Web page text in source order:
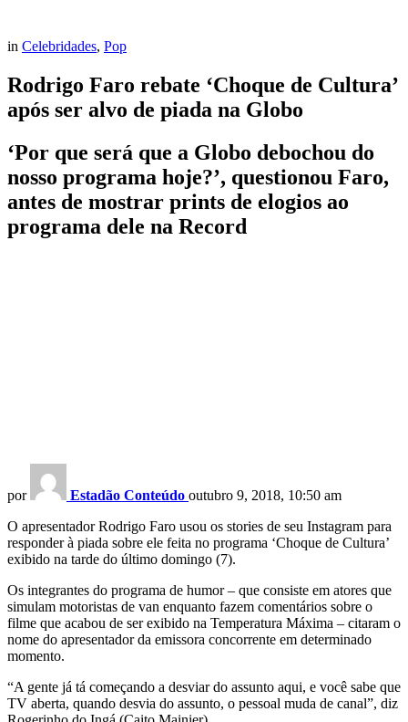
in Celebridades, Pop
Rodrigo Faro rebate ‘Choque de Cultura’
após ser alvo de piada na Globo
‘Por que será que a Globo debochou do
nosso programa hoje?’, questionou Faro,
antes de mostrar prints de elogios ao
programa dele na Record
por Estadão Conteúdo outubro 9, 2018, 10:50 am
O apresentador Rodrigo Faro usou os stories de seu Instagram para
responder à piada sobre ele feita no programa ‘Choque de Cultura’
exibido na tarde do último domingo (7).
Os integrantes do programa de humor – que consiste em atores que
simulam motoristas de van enquanto fazem comentários sobre o
filme que acabou de ser exibido na Temperatura Máxima – citaram o
nome do apresentador da emissora concorrente em determinado
momento.
“A gente já tá começando a desviar do assunto aqui, e você sabe que
TV aberta, quando desvia do assunto, o pessoal muda de canal”, diz